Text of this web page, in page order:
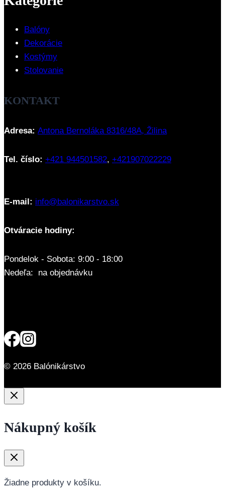
Balóny
Dekorácie
Kostýmy
Stolovanie
KONTAKT
Adresa: Antona Bernoláka 8316/48A, Žilina
Tel. číslo: +421 944501582, +421907022229
E-mail: info@balonikarstvo.sk
Otváracie hodiny:
Pondelok - Sobota: 9:00 - 18:00
Nedeľa: na objednávku
© 2026 Balónikárstvo
Nákupný košík
Žiadne produkty v košíku.